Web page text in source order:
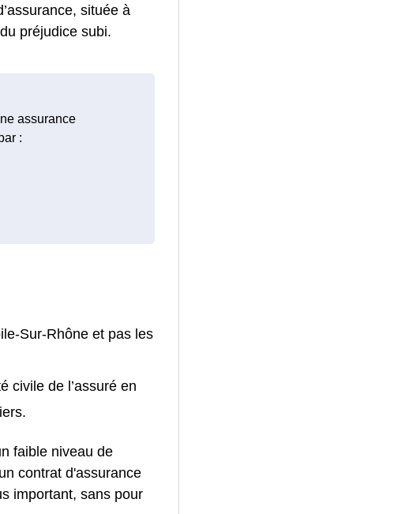
située à
préjudice subi.
assurance
:
Sur-Rhône et pas les
civile de l’assuré en
faible niveau de
contrat d'assurance
important, sans pour